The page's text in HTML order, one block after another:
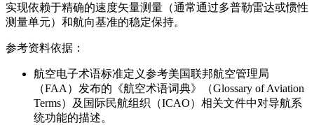
实现依赖于精确的速度矢量测量（通常通过多普勒雷达或惯性
测量单元）和航向基准的稳定保持。
参考资料依据：
航空电子术语标准定义参考美国联邦航空管理局
（FAA）发布的《航空术语词典》（Glossary of Aviation
Terms）及国际民航组织（ICAO）相关文件中对导航系
统功能的描述。